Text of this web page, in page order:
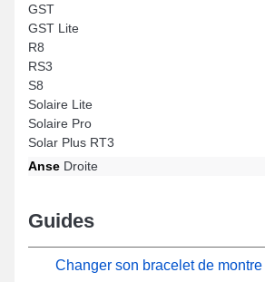
GST
GST Lite
R8
RS3
S8
Solaire Lite
Solaire Pro
Solar Plus RT3
Anse Droite
Guides
Changer son bracelet de montre